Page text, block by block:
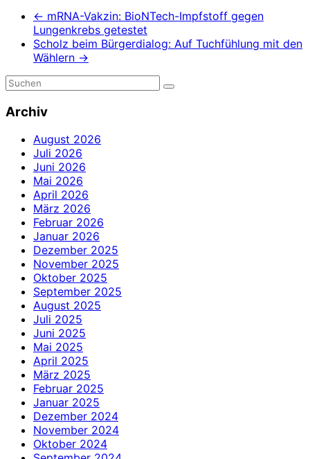
← mRNA-Vakzin: BioNTech-Impfstoff gegen
Lungenkrebs getestet
Scholz beim Bürgerdialog: Auf Tuchfühlung mit den
Wählern →
Archiv
August 2026
Juli 2026
Juni 2026
Mai 2026
April 2026
März 2026
Februar 2026
Januar 2026
Dezember 2025
November 2025
Oktober 2025
September 2025
August 2025
Juli 2025
Juni 2025
Mai 2025
April 2025
März 2025
Februar 2025
Januar 2025
Dezember 2024
November 2024
Oktober 2024